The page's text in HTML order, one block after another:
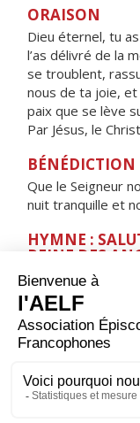
ORAISON
Dieu éternel, tu
l’as délivré de la
se troublent,
nous de ta joie,
paix que se lève
Par Jésus, le
BÉNÉDICTION
Que le Seigneur
nuit tranquille et
HYMNE :
REINE DES
Salut, Reine des
Salut, Tige
Par toi, la lumière
Réjouis-toi, Vierge
Salut, splendeur